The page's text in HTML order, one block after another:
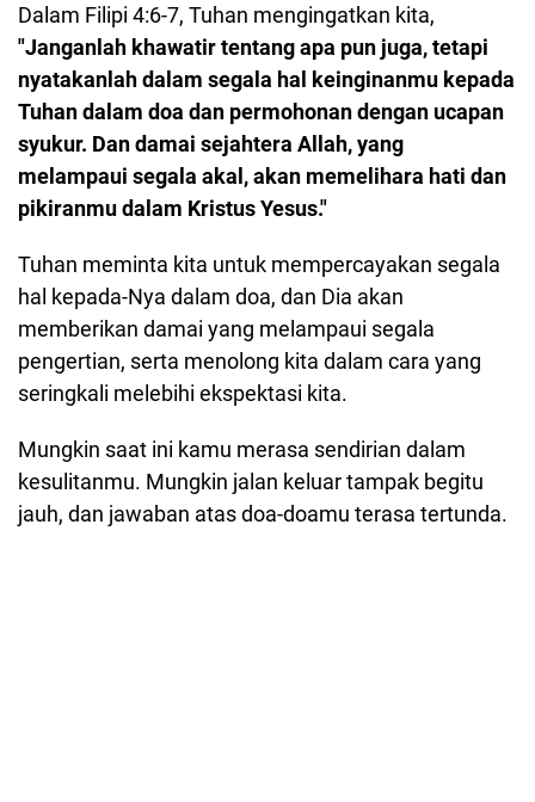
Dalam Filipi 4:6-7, Tuhan mengingatkan kita,
"Janganlah khawatir tentang apa pun juga, tetapi
nyatakanlah dalam segala hal keinginanmu kepada
Tuhan dalam doa dan permohonan dengan ucapan
syukur. Dan damai sejahtera Allah, yang
melampaui segala akal, akan memelihara hati dan
pikiranmu dalam Kristus Yesus."
Tuhan meminta kita untuk mempercayakan segala
hal kepada-Nya dalam doa, dan Dia akan
memberikan damai yang melampaui segala
pengertian, serta menolong kita dalam cara yang
seringkali melebihi ekspektasi kita.
Mungkin saat ini kamu merasa sendirian dalam
kesulitanmu. Mungkin jalan keluar tampak begitu
jauh, dan jawaban atas doa-doamu terasa tertunda.